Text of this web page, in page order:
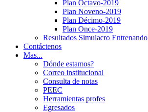
Plan Octavo-2019
Plan Noveno-2019
Plan Décimo-2019
Plan Once-2019
Resultados Simulacro Entrenando
Contáctenos
Mas...
Dónde estamos?
Correo institucional
Consulta de notas
PEEC
Herramientas profes
Egresados